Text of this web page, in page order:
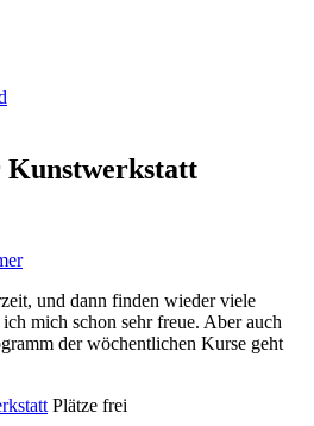
Kunstwerkstatt
und dann finden wieder viele
mich schon sehr freue. Aber auch
der wöchentlichen Kurse geht
Plätze frei